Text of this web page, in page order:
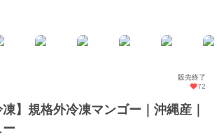
販売終了
72
凍】規格外冷凍マンゴー｜沖縄産｜
ー